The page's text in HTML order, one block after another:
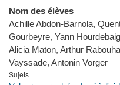
Nom des élèves
Achille Abdon-Barnola,
Gourbeyre, Yann
Alicia Maton, Arthur
Vayssade, Antonin Vorger
Sujets